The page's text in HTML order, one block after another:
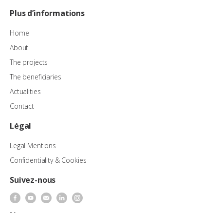
Plus d’informations
Home
About
The projects
The beneficiaries
Actualities
Contact
Légal
Legal Mentions
Confidentiality & Cookies
Suivez-nous